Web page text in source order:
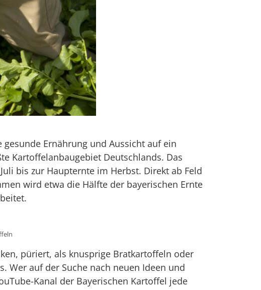
Ernährung und Aussicht auf ein
Kartoffelanbaugebiet Deutschlands. Das
bis zur Haupternte im Herbst. Direkt ab Feld
wird etwa die Hälfte der bayerischen Ernte
püriert, als knusprige Bratkartoffeln oder
Wer auf der Suche nach neuen Ideen und
Kanal der Bayerischen Kartoffel jede